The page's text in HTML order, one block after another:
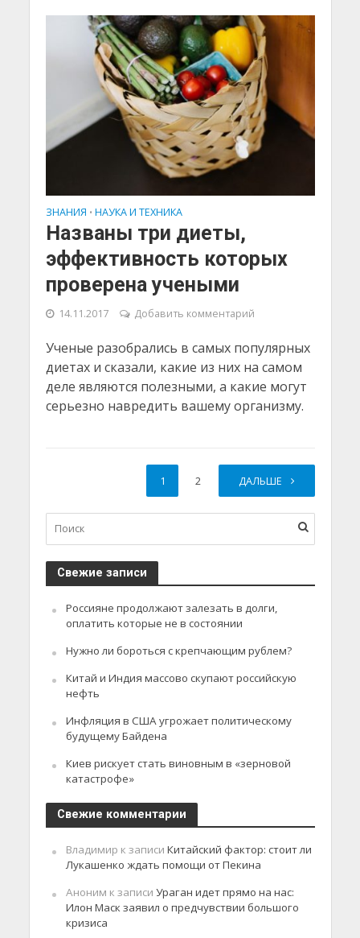
ЗНАНИЯ • НАУКА И ТЕХНИКА
Названы три диеты,
эффективность которых
проверена учеными
14.11.2017 Добавить комментарий
Ученые разобрались в самых популярных
диетах и сказали, какие из них на самом
деле являются полезными, а какие могут
серьезно навредить вашему организму.
1 2 ДАЛЬШЕ
Свежие записи
Россияне продолжают залезать в долги,
оплатить которые не в состоянии
Нужно ли бороться с крепчающим рублем?
Китай и Индия массово скупают российскую
нефть
Инфляция в США угрожает политическому
будущему Байдена
Киев рискует стать виновным в «зерновой
катастрофе»
Свежие комментарии
Владимир к записи Китайский фактор: стоит ли
Лукашенко ждать помощи от Пекина
Аноним к записи Ураган идет прямо на нас:
Илон Маск заявил о предчувствии большого
кризиса